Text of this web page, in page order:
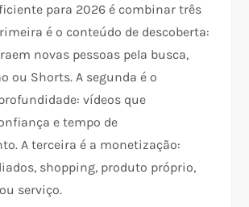
para 2026 é combinar três
é o conteúdo de descoberta:
novas pessoas pela busca,
ou Shorts. A segunda é o
vídeos que
e tempo de
A terceira é a monetização:
shopping, produto próprio,
serviço.